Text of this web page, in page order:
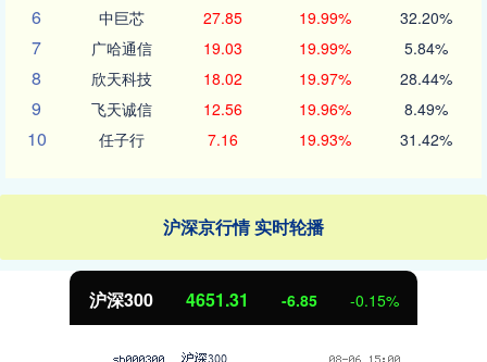
6 中巨芯 27.85 19.99% 32.20%
7 广哈通信 19.03 19.99% 5.84%
8 欣天科技 18.02 19.97% 28.44%
9 飞天诚信 12.56 19.96% 8.49%
10 任子行 7.16 19.93% 31.42%
沪深京行情 实时轮播
沪深300 4651.31 -6.85 -0.15%